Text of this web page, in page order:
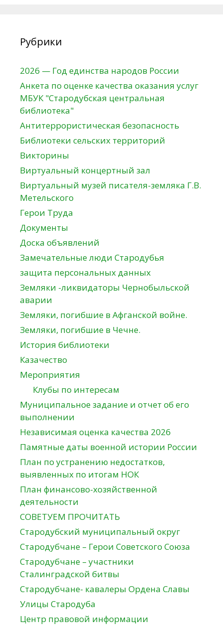
Рубрики
2026 — Год единства народов России
Анкета по оценке качества оказания услуг
МБУК "Стародубская центральная
библиотека"
Антитеррористическая безопасность
Библиотеки сельских территорий
Викторины
Виртуальный концертный зал
Виртуальный музей писателя-земляка Г.В.
Метельского
Герои Труда
Документы
Доска объявлений
Замечательные люди Стародубья
защита персональных данных
Земляки -ликвидаторы Чернобыльской
аварии
Земляки, погибшие в Афганской войне.
Земляки, погибшие в Чечне.
История библиотеки
Казачество
Мероприятия
Клубы по интересам
Муниципальное задание и отчет об его
выполнении
Независимая оценка качества 2026
Памятные даты военной истории России
План по устранению недостатков,
выявленных по итогам НОК
План финансово-хозяйственной
деятельности
СОВЕТУЕМ ПРОЧИТАТЬ
Стародубский муниципальный округ
Стародубчане – Герои Советского Союза
Стародубчане – участники
Сталинградской битвы
Стародубчане- кавалеры Ордена Славы
Улицы Стародуба
Центр правовой информации